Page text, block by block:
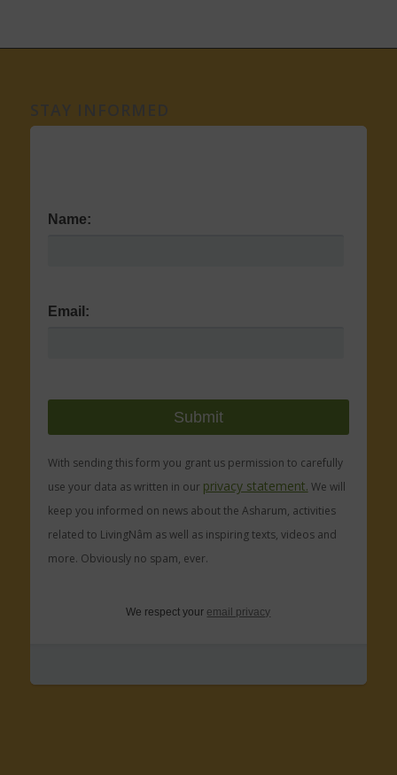
Name:
Email:
With sending this form you grant us permission to carefully
use your data as written in our privacy statement. We will
keep you informed on news about the Asharum, activities
related to LivingNâm as well as inspiring texts, videos and
more. Obviously no spam, ever.
We respect your email privacy